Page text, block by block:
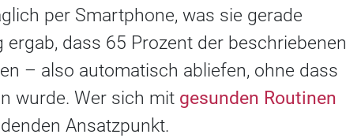
per Smartphone, was sie gerade
dass 65 Prozent der beschriebenen
– also automatisch abliefen, ohne dass
wurde. Wer sich mit gesunden Routinen
Ansatzpunkt.